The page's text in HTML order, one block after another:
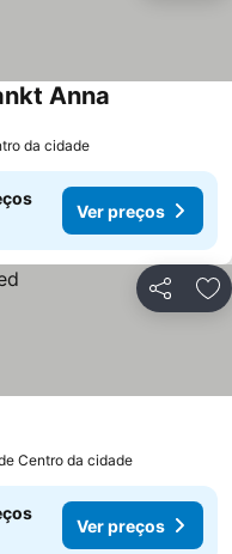
Anna
da cidade
Ver preços
Partilhar
Centro da cidade
Ver preços